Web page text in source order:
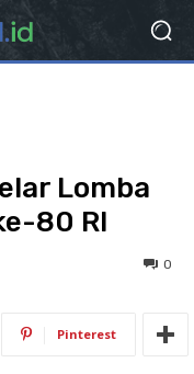
Lomba
80 RI
0
Pinterest